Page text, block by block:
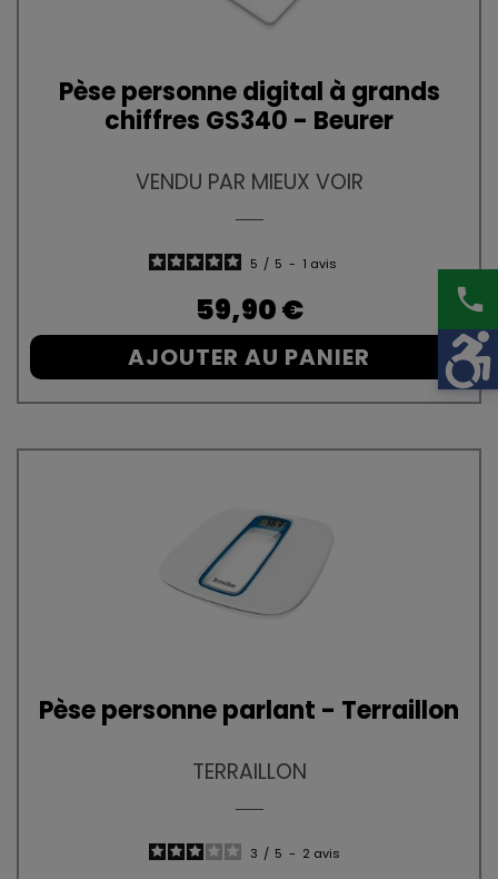
Pèse personne digital à grands
chiffres GS340 - Beurer
VENDU PAR MIEUX VOIR
5 / 5 - 1 avis
Prix
59,90 €
AJOUTER AU PANIER
Pèse personne parlant - Terraillon
TERRAILLON
3 / 5 - 2 avis
phone